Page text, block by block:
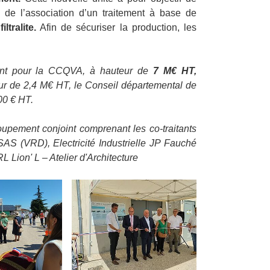
l’association d’un traitement à base de
Afin de sécuriser la production, les
pour la CCQVA, à hauteur de 7 M€ HT,
de 2,4 M€ HT, le Conseil départemental de
€ HT.
conjoint comprenant les co-traitants
(VRD), Electricité Industrielle JP Fauché
Lion' L – Atelier d'Architecture